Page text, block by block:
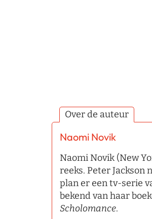
Over de auteur
Naomi Novik
Naomi Novik (New
reeks. Peter Jackson
plan er een tv-serie
bekend van haar
Scholomance.